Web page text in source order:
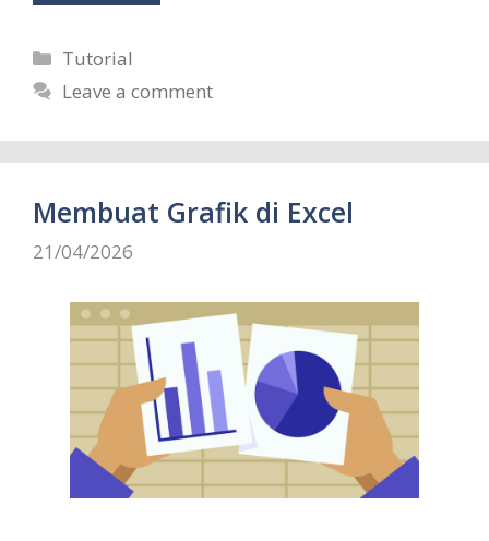
Categories
Tutorial
Leave a comment
Membuat Grafik di Excel
21/04/2026